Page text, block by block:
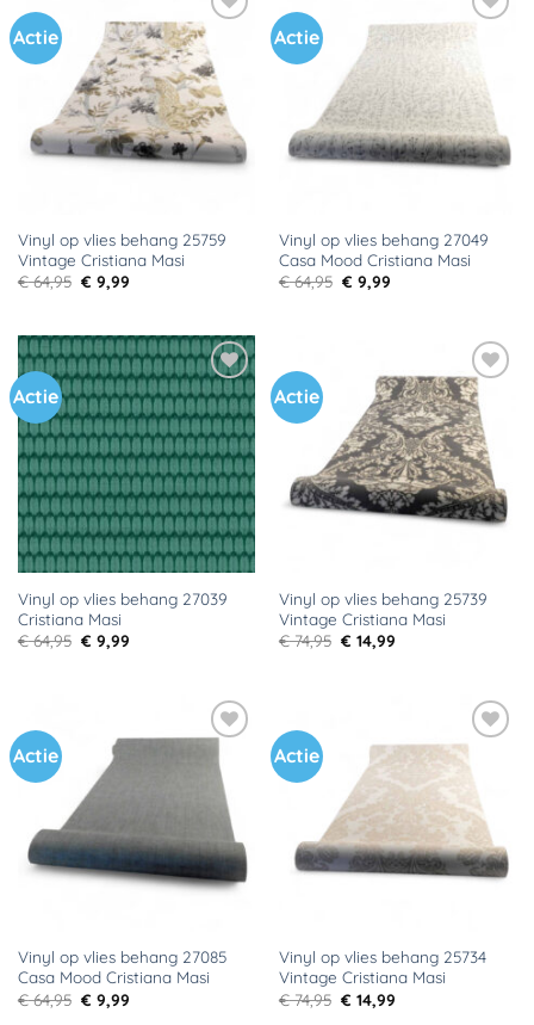
Actie
Toevoegen
aan
verlanglijst
Vinyl op vlies behang 25759
Vintage Cristiana Masi
€64,95 Oorspronkelijke
prijs
€ 9,99Huidige
Actie
Vinyl op vlies behang 27049
Casa Mood Cristiana Masi
€64,95 Oorspronkelijke
prijs
€ 9,99Huidige
Actie
Toevoegen
aan
verlanglijst
Vinyl op vlies behang 27039
Cristiana Masi
€64,95 Oorspronkelijke
prijs
€ 9,99Huidige
Actie
Toevoegen
aan
verlanglijst
Vinyl op vlies behang 25739
Vintage Cristiana Masi
€74,95 Oorspronkelijke
prijs
€ 14,99Huidige
Actie
aan
verlanglijst
Vinyl op vlies behang 27085
Casa Mood Cristiana Masi
€64,95 Oorspronkelijke
prijs
€ 9,99Huidige
Actie
Toevoegen
aan
verlanglijst
Vinyl op vlies behang 25734
Vintage Cristiana Masi
€74,95 Oorspronkelijke
prijs
€ 14,99Huidige